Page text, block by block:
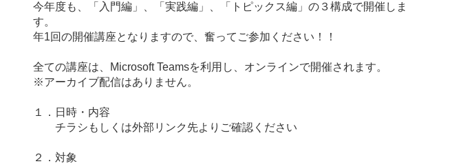
今年度も、「入門編」、「実践編」、「トピックス編」の３構成で開催しま
す。
年1回の開催講座となりますので、奮ってご参加ください！！
全ての講座は、Microsoft Teamsを利用し、オンラインで開催されます。
※アーカイブ配信はありません。
１．日時・内容
チラシもしくは外部リンク先よりご確認ください
２．対象